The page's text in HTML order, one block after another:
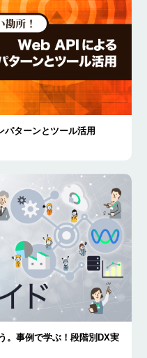
パターンとツール活用
。事例で学ぶ！段階別DX実